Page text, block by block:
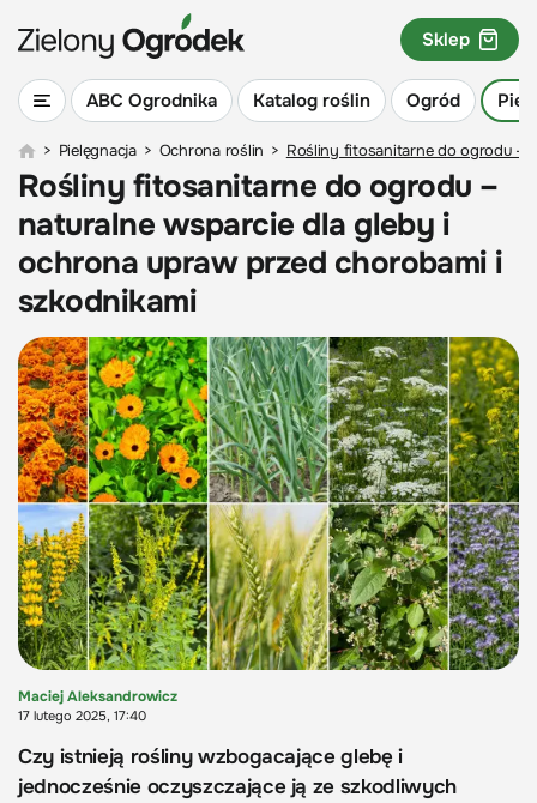
ABC Ogrodnika Katalog roślin Ogród
Sklep
> Pielęgnacja > Ochrona roślin > Rośliny fitosanitarne do ogrodu –
Rośliny fitosanitarne do ogrodu –
naturalne wsparcie dla gleby i
ochrona upraw przed chorobami i
szkodnikami
Maciej Aleksandrowicz
17 lutego 2025, 17:40
Czy istnieją rośliny wzbogacające glebę i
jednocześnie oczyszczające ją ze szkodliwych